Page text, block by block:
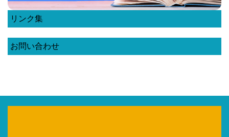
リンク集
お問い合わせ